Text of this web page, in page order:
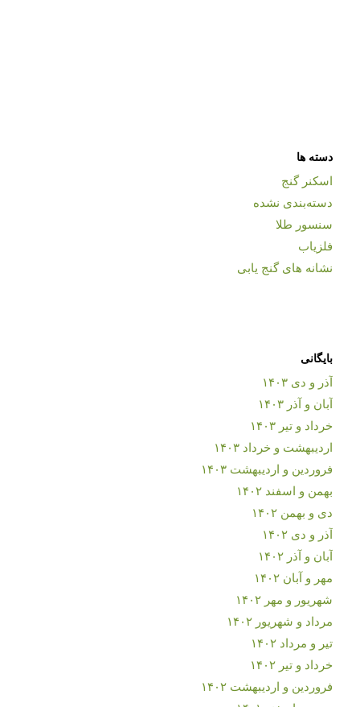
دسته ها
اسکنر گنج
دسته‌بندی نشده
سنسور طلا
فلزیاب
نشانه های گنج یابی
بایگانی
آذر و دی ۱۴۰۳
آبان و آذر ۱۴۰۳
خرداد و تیر ۱۴۰۳
اردیبهشت و خرداد ۱۴۰۳
فروردین و اردیبهشت ۱۴۰۳
بهمن و اسفند ۱۴۰۲
دی و بهمن ۱۴۰۲
آذر و دی ۱۴۰۲
آبان و آذر ۱۴۰۲
مهر و آبان ۱۴۰۲
شهریور و مهر ۱۴۰۲
مرداد و شهریور ۱۴۰۲
تیر و مرداد ۱۴۰۲
خرداد و تیر ۱۴۰۲
فروردین و اردیبهشت ۱۴۰۲